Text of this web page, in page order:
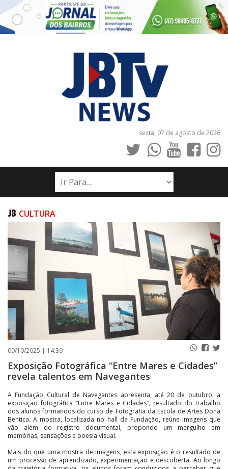
sexta, 07 de agosto de 2026
INÍCIO
NOTÍCIAS
PUBLICAÇÕES LEGAIS
CONTATO
CULTURA
09/10/2025 | 14:39
Exposição Fotográfica “Entre Mares e Cidades”
revela talentos em Navegantes
A Fundação Cultural de Navegantes apresenta, até 20 de outubro, a
exposição fotográfica “Entre Mares e Cidades”, resultado do trabalho
dos alunos formandos do curso de Fotografia da Escola de Artes Dona
Bentica. A mostra, localizada no hall da Fundação, reúne imagens que
vão além do registro documental, propondo um mergulho em
memórias, sensações e poesia visual.
Mais do que uma mostra de imagens, esta exposição é o resultado de
um processo de aprendizado, experimentação e descoberta. Ao longo